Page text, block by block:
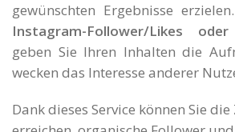
gewünschten Ergebnisse
Instagram-Follower/Likes
geben Sie Ihren Inhalten die
wecken das Interesse anderer
Dank dieses Service können Sie